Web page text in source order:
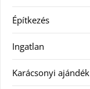
Építkezés
Ingatlan
Karácsonyi ajándék